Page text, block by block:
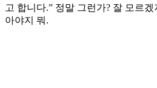
고 합니다.” 정말 그런가? 잘 모르
아야지 뭐.